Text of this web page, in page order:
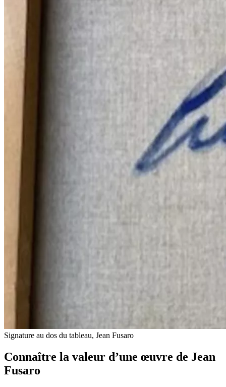
Signature au dos du tableau, Jean Fusaro
Connaître la valeur d’une œuvre de Jean
Fusaro